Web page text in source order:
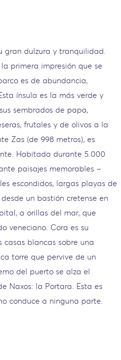
gran dulzura y tranquilidad.
primera impresión que se
es de abundancia,
ínsula es la más verde y
sembrados de papa,
frutales y de olivos a la
Zas (de 998 metros), es
Habitada durante 5.000
paisajes memorables –
escondidos, largas playas de
un bastión cretense en
a orillas del mar, que
veneciano. Cora es su
blancas sobre una
torre que pervive de un
del puerto se alza el
Naxos: la Portara. Esta es
conduce a ninguna parte.